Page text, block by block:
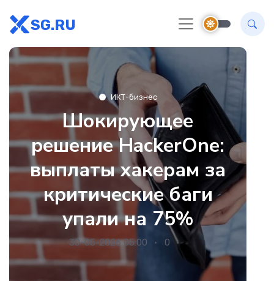
SG.RU
ИКТ-бизнес
Шокирующее
решение HackerOne:
выплаты хакерам за
критические баги
упали на 75%
30-05-2026 05:00 0